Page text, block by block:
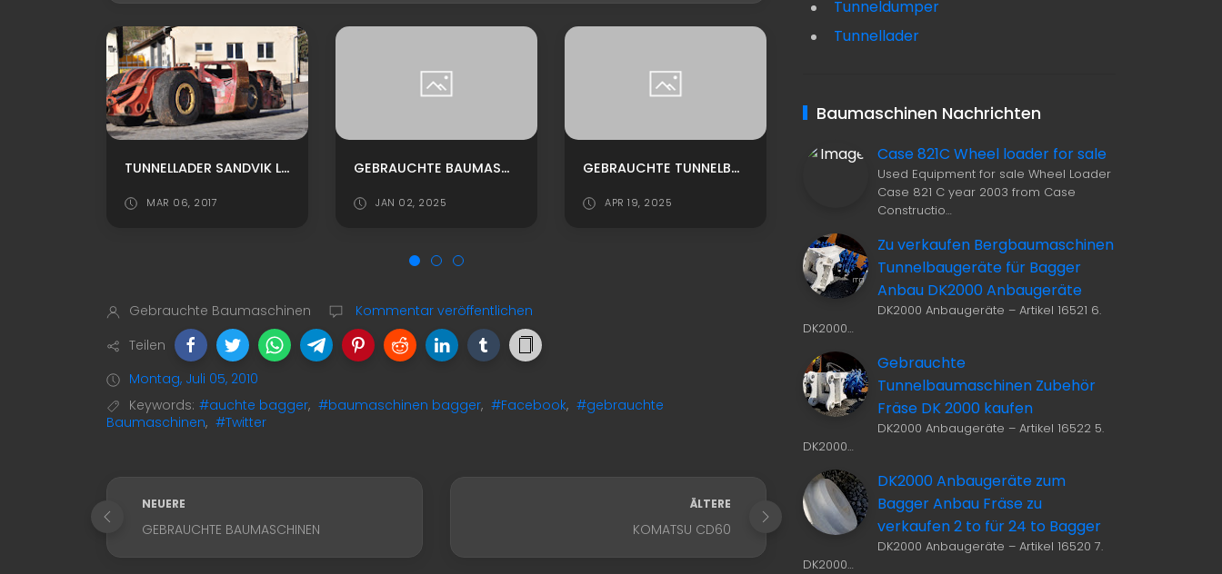
TUNNELLADER SANDVIK LH208 GEBRAUCHT GÜNSTIG ZU VERKAUFEN
MAR 06, 2017
GEBRAUCHTE BAUMASCHINE RAUPENDUMPER ZU VERKAUFEN
JAN 02, 2025
GEBRAUCHTE TUNNELBAUMASCHINEN ZUBEHÖR FRÄSE DK 2000 KAUFEN
APR 19, 2025
VERAKUFE GHH TUNNELLADER LF5 GEBRAUCHT
Gebrauchte Baumaschinen
Kommentar veröffentlichen
Teilen
Montag, Juli 05, 2010
Keywords: #auchte bagger, #baumaschinen bagger, #Facebook, #gebrauchte
Baumaschinen, #Twitter
NEUERE
GEBRAUCHTE BAUMASCHINEN
ÄLTERE
KOMATSU CD60
Tunneldumper
Tunnellader
Baumaschinen Nachrichten
Case 821C Wheel loader for sale
Used Equipment for sale Wheel Loader
Case 821 C year 2003 from Case
Constructio…
Zu verkaufen Bergbaumaschinen
Tunnelbaugeräte für Bagger
Anbau DK2000 Anbaugeräte
DK2000 Anbaugeräte – Artikel 16521 6.
DK2000…
Gebrauchte
Tunnelbaumaschinen Zubehör
Fräse DK 2000 kaufen
DK2000 Anbaugeräte – Artikel 16522 5.
DK2000…
DK2000 Anbaugeräte zum
Bagger Anbau Fräse zu
verkaufen 2 to für 24 to Bagger
DK2000 Anbaugeräte – Artikel 16520 7.
DK2000…